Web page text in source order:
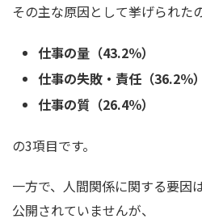
その主な原因として挙げられた
仕事の量（43.2％）
仕事の失敗・責任（36.2％）
仕事の質（26.4％）
の3項目です。
一方で、人間関係に関する要因
公開されていませんが、